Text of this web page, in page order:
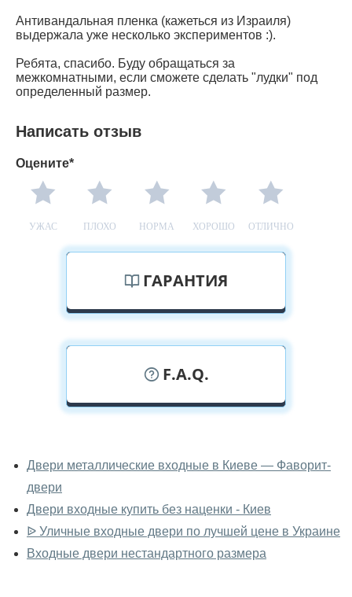
Антивандальная пленка (кажеться из Израиля)
выдержала уже несколько экспериментов :).
Ребята, спасибо. Буду обращаться за
межкомнатными, если сможете сделать "лудки" под
определенный размер.
Написать отзыв
Оцените*
УЖАС ПЛОХО НОРМА ХОРОШО ОТЛИЧНО
ГАРАНТИЯ
F.A.Q.
металлические двери вживую?
Да, можно посмотреть металлические двери в нашем
фирменном салоне-магазине.
У вас большой магазин?
Двери металлические входные в Киеве — Фаворит-
двери
Двери входные купить без наценки - Киев
ᐉ Уличные входные двери по лучшей цене в Украине
Входные двери нестандартного размера